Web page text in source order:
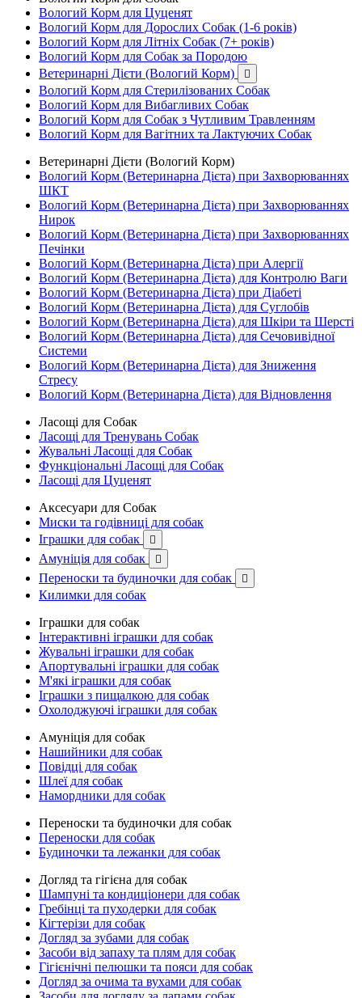
Вологий Корм для Цуценят
Вологий Корм для Дорослих Собак (1-6 років)
Вологий Корм для Літніх Собак (7+ років)
Вологий Корм для Собак за Породою
Ветеринарні Дієти (Вологий Корм)

Вологий Корм для Стерилізованих Собак
Вологий Корм для Вибагливих Собак
Вологий Корм для Собак з Чутливим Травленням
Вологий Корм для Вагітних та Лактуючих Собак
Ветеринарні Дієти (Вологий Корм)
Вологий Корм (Ветеринарна Дієта) при Захворюваннях
ШКТ
Вологий Корм (Ветеринарна Дієта) при Захворюваннях
Нирок
Вологий Корм (Ветеринарна Дієта) при Захворюваннях
Печінки
Вологий Корм (Ветеринарна Дієта) при Алергії
Вологий Корм (Ветеринарна Дієта) для Контролю Ваги
Вологий Корм (Ветеринарна Дієта) при Діабеті
Вологий Корм (Ветеринарна Дієта) для Суглобів
Вологий Корм (Ветеринарна Дієта) для Шкіри та Шерсті
Вологий Корм (Ветеринарна Дієта) для Сечовивідної
Системи
Вологий Корм (Ветеринарна Дієта) для Зниження
Стресу
Вологий Корм (Ветеринарна Дієта) для Відновлення
Ласощі для Собак
Ласощі для Тренувань Собак
Жувальні Ласощі для Собак
Функціональні Ласощі для Собак
Ласощі для Цуценят
Аксесуари для Собак
Миски та годівниці для собак
Іграшки для собак

Амуніція для собак 
Переноски та будиночки для собак 
Килимки для собак
Іграшки для собак
Інтерактивні іграшки для собак
Жувальні іграшки для собак
Апортувальні іграшки для собак
М'які іграшки для собак
Іграшки з пищалкою для собак
Охолоджуючі іграшки для собак
Амуніція для собак
Нашийники для собак
Повідці для собак
Шлеї для собак
Намордники для собак
Переноски та будиночки для собак
Переноски для собак
Будиночки та лежанки для собак
Догляд та гігієна для собак
Шампуні та кондиціонери для собак
Гребінці та пуходерки для собак
Кігтерізи для собак
Догляд за зубами для собак
Засоби від запаху та плям для собак
Гігієнічні пелюшки та пояси для собак
Догляд за очима та вухами для собак